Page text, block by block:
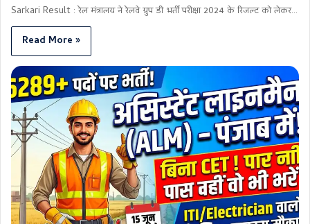
Sarkari Result : रेल मंत्रालय ने रेलवे ग्रुप डी भर्ती परीक्षा 2024 के रिजल्ट को लेकर…
Read More »